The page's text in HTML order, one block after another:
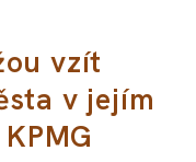
vzít
v jejím